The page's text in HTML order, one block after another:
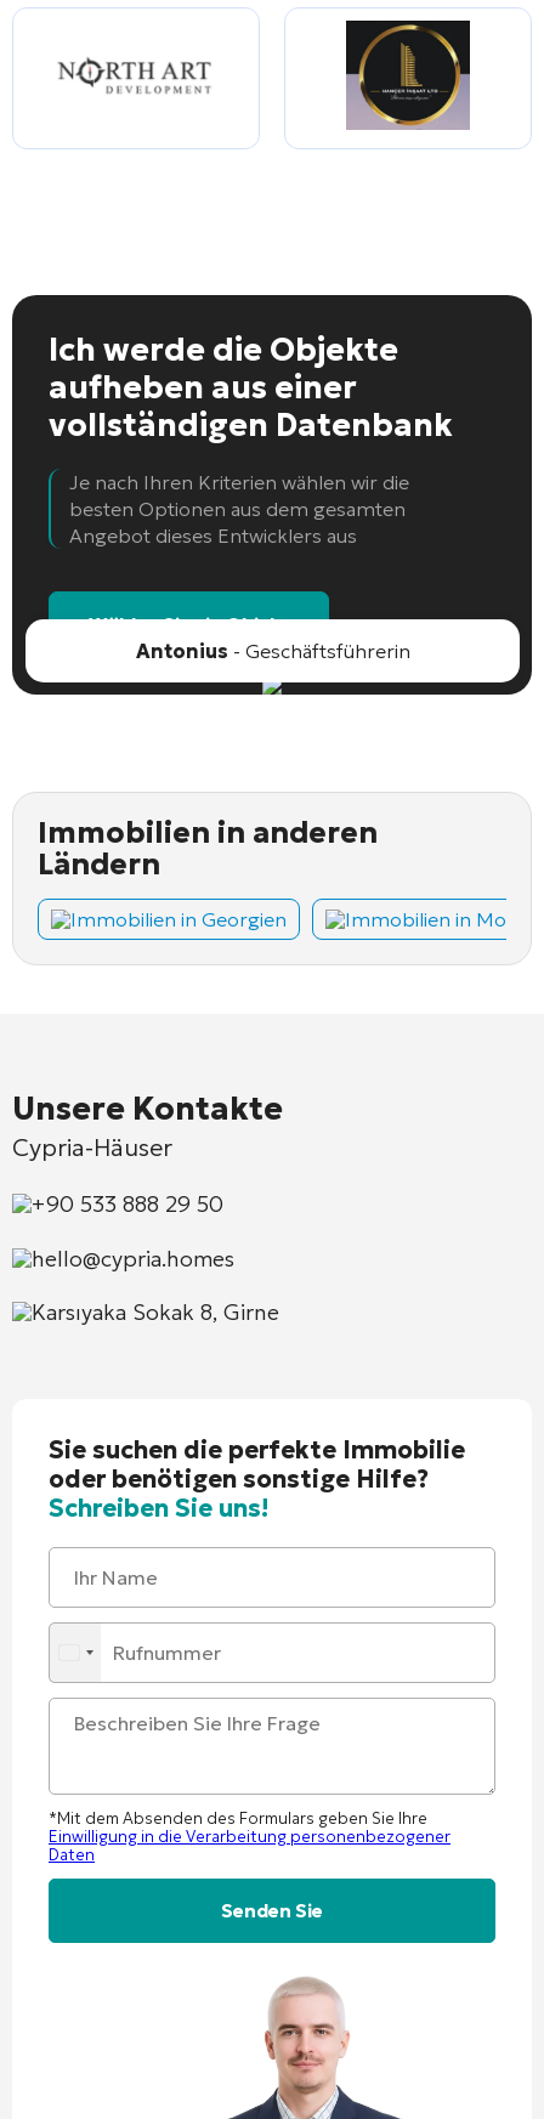
Ich werde die Objekte
aufheben aus einer
vollständigen Datenbank
Je nach Ihren Kriterien wählen wir die
besten Optionen aus dem gesamten
Angebot dieses Entwicklers aus
Wählen Sie ein Objekt
Antonius - Geschäftsführerin
Immobilien in anderen
Ländern
Immobilien in Georgien Immobilien in
Unsere Kontakte
Cypria-Häuser
+90 533 888 29 50
hello@cypria.homes
Karsıyaka Sokak 8, Girne
Sie suchen die perfekte Immobilie
oder benötigen sonstige Hilfe?
Schreiben Sie uns!
*Mit dem Absenden des Formulars geben Sie Ihre
Einwilligung in die Verarbeitung personenbezogener
Daten